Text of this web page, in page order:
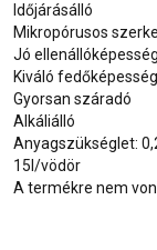
Időjárásálló
Mikropórusos
Jó
Kiváló
Gyorsan száradó
Alkáliálló
Anyagszükséglet:
15l/vödör
A termékre nem